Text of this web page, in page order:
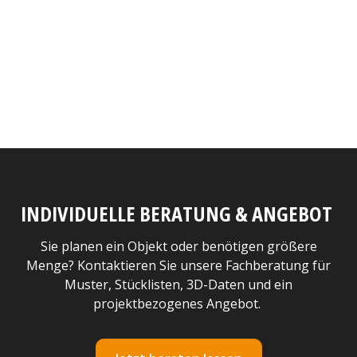
INDIVIDUELLE BERATUNG & ANGEBOT
Sie planen ein Objekt oder benötigen größere
Menge? Kontaktieren Sie unsere Fachberatung für
Muster, Stücklisten, 3D-Daten und ein
projektbezogenes Angebot.